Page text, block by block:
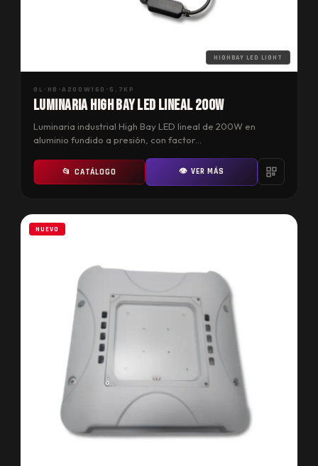
HIGHBAY LED LIGHT
GL-HB-A200W160-5.7KP
Luminaria High Bay LED Lineal 200W
Luminaria industrial High Bay LED lineal de 200W en
aluminio fundido a presión, con factor…
📂 CATÁLOGO 👁 VER MÁS
NUEVO